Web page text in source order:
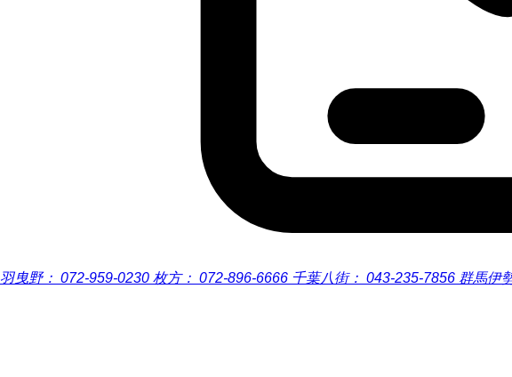
羽曳野： 072-959-0230 枚方： 072-896-6666 千葉八街： 043-235-7856 群馬伊